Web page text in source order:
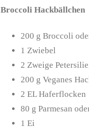
Broccoli Hackbällchen
200 g Broccoli
1 Zwiebel
2 Zweige
200 g Veganes
2 EL Haferflocken
80 g Parmesan
1 Ei